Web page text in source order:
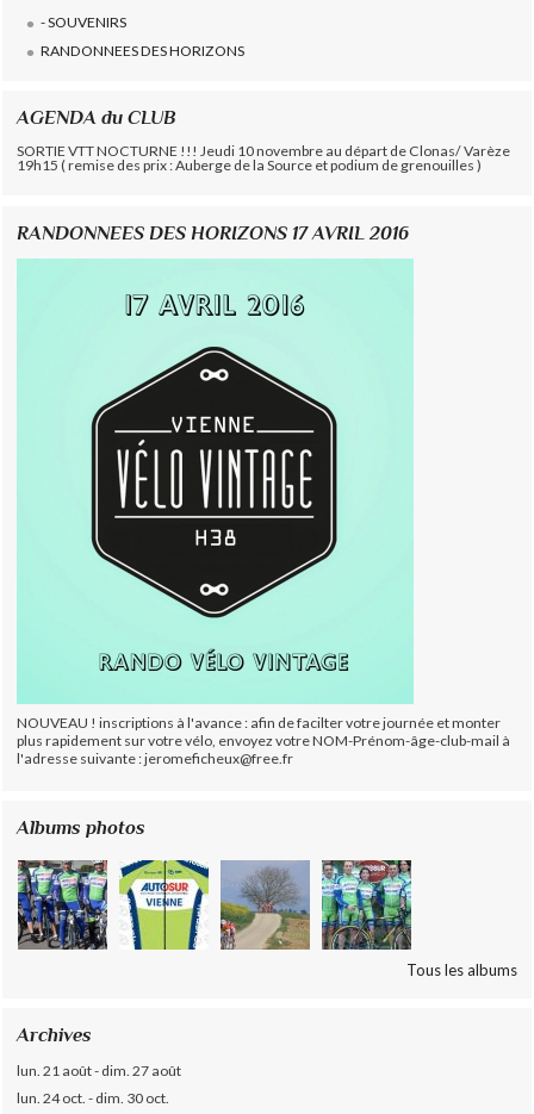
- SOUVENIRS
RANDONNEES DES HORIZONS
AGENDA du CLUB
SORTIE VTT NOCTURNE !!! Jeudi 10 novembre au départ de Clonas/ Varèze
19h15 ( remise des prix : Auberge de la Source et podium de grenouilles )
RANDONNEES DES HORIZONS 17 AVRIL 2016
NOUVEAU ! inscriptions à l'avance : afin de facilter votre journée et monter
plus rapidement sur votre vélo, envoyez votre NOM-Prénom-âge-club-mail à
l'adresse suivante : jeromeficheux@free.fr
Albums photos
Tous les albums
Archives
lun. 21 août - dim. 27 août
lun. 24 oct. - dim. 30 oct.